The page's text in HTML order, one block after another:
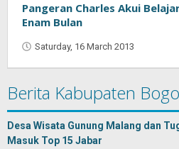
Pangeran Charles Akui
Enam Bulan
Saturday, 16 March 2013
Berita Kabupaten
Desa Wisata Gunung Malang dan
Masuk Top 15 Jabar